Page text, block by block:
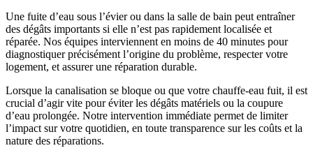
Une fuite d’eau sous l’évier ou dans la salle de bain peut entraîner
des dégâts importants si elle n’est pas rapidement localisée et
réparée. Nos équipes interviennent en moins de 40 minutes pour
diagnostiquer précisément l’origine du problème, respecter votre
logement, et assurer une réparation durable.
Lorsque la canalisation se bloque ou que votre chauffe-eau fuit, il est
crucial d’agir vite pour éviter les dégâts matériels ou la coupure
d’eau prolongée. Notre intervention immédiate permet de limiter
l’impact sur votre quotidien, en toute transparence sur les coûts et la
nature des réparations.